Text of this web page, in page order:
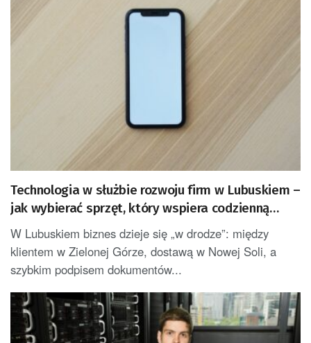
Technologia w służbie rozwoju firm w Lubuskiem –
jak wybierać sprzęt, który wspiera codzienną
pracę
W Lubuskiem biznes dzieje się „w drodze”: między
klientem w Zielonej Górze, dostawą w Nowej Soli, a
szybkim podpisem dokumentów...